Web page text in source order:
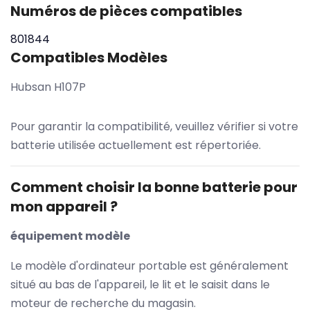
Numéros de pièces compatibles
801844
Compatibles Modèles
Hubsan H107P
Pour garantir la compatibilité, veuillez vérifier si votre
batterie utilisée actuellement est répertoriée.
Comment choisir la bonne batterie pour
mon appareil ?
équipement modèle
Le modèle d'ordinateur portable est généralement
situé au bas de l'appareil, le lit et le saisit dans le
moteur de recherche du magasin.